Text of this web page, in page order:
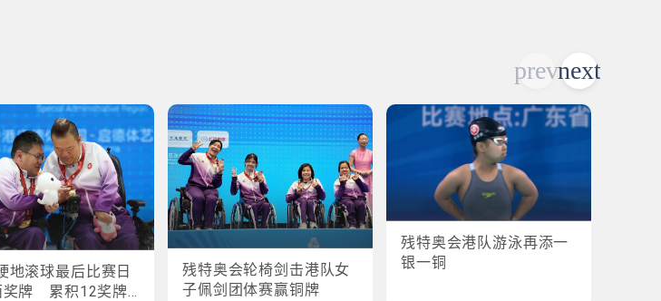
地滚球最后比赛日
奖牌 累积12奖牌
残特奥会轮椅剑击港队女
子佩剑团体赛赢铜牌
残特奥会港队游泳再添一
银一铜